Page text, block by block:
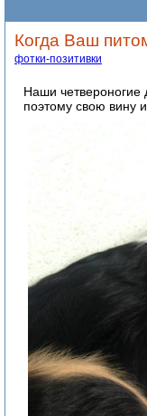
Когда Ваш
фотки-позитивки
Наши четвероногие
поэтому свою вину